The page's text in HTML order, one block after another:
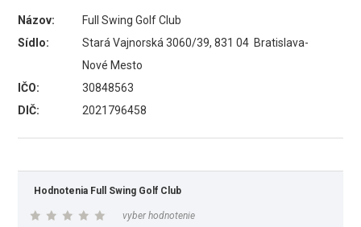
Názov:
Full Swing Golf Club
Sídlo:
Stará Vajnorská 3060/39, 831 04 Bratislava-
Nové Mesto
IČO:
30848563
DIČ:
2021796458
Hodnotenia Full Swing Golf Club
vyber hodnotenie